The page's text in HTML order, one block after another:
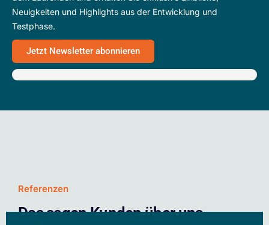
Neuigkeiten und Highlights aus der Entwicklung und
Testphase.
Jetzt Newsletter abonnieren
Referenzen
Das sagen Kunden über uns